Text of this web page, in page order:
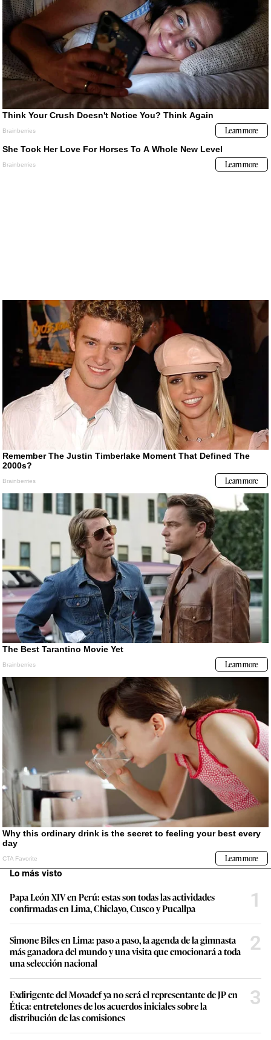
Lo más visto
Papa León XIV en Perú: estas son todas las actividades
confirmadas en Lima, Chiclayo, Cusco y Pucallpa
1
Simone Biles en Lima: paso a paso, la agenda de la gimnasta
más ganadora del mundo y una visita que emocionará a toda
una selección nacional
2
Exdirigente del Movadef ya no será el representante de JP en
Ética: entretelones de los acuerdos iniciales sobre la
distribución de las comisiones
3